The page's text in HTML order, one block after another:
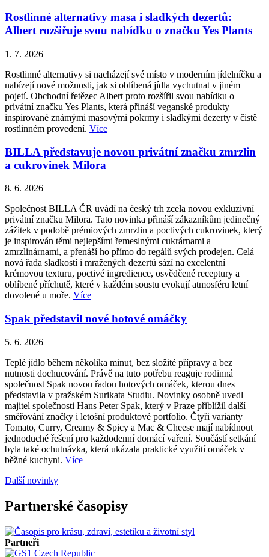
Rostlinné alternativy masa i sladkých dezertů:
Albert rozšiřuje svou nabídku o značku Yes Plants
1. 7. 2026
Rostlinné alternativy si nacházejí své místo v moderním jídelníčku a
nabízejí nové možnosti, jak si oblíbená jídla vychutnat v jiném
pojetí. Obchodní řetězec Albert proto rozšířil svou nabídku o
privátní značku Yes Plants, která přináší veganské produkty
inspirované známými masovými pokrmy i sladkými dezerty v čistě
rostlinném provedení. Více
BILLA představuje novou privátní značku zmrzlin
a cukrovinek Milora
8. 6. 2026
Společnost BILLA ČR uvádí na český trh zcela novou exkluzivní
privátní značku Milora. Tato novinka přináší zákazníkům jedinečný
zážitek v podobě prémiových zmrzlin a poctivých cukrovinek, který
je inspirován těmi nejlepšími řemeslnými cukrárnami a
zmrzlinárnami, a přenáší ho přímo do regálů svých prodejen. Celá
nová řada sladkostí i mražených dezertů sází na excelentní
krémovou texturu, poctivé ingredience, osvědčené receptury a
oblíbené příchutě, které v každém soustu evokují atmosféru letní
dovolené u moře. Více
Spak představil nové hotové omáčky
5. 6. 2026
Teplé jídlo během několika minut, bez složité přípravy a bez
nutnosti dochucování. Právě na tuto potřebu reaguje rodinná
společnost Spak novou řadou hotových omáček, kterou dnes
představila v pražském Surikata Studiu. Novinky osobně uvedl
majitel společnosti Hans Peter Spak, který v Praze přiblížil další
směřování značky i letošní produktové portfolio. Čtyři varianty
Tomato, Curry, Creamy & Spicy a Mac & Cheese mají nabídnout
jednoduché řešení pro každodenní domácí vaření. Součástí setkání
byla také ochutnávka, která ukázala praktické využití omáček v
běžné kuchyni. Více
Další novinky
Partnerské časopisy
Partneři